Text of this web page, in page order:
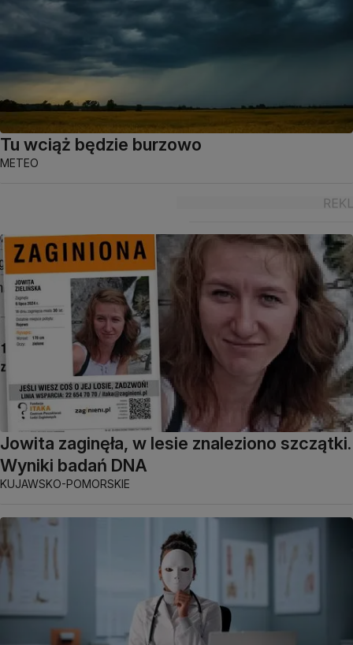
Tu wciąż będzie burzowo
METEO
Jowita zaginęła, w lesie znaleziono szczątki.
Wyniki badań DNA
KUJAWSKO-POMORSKIE